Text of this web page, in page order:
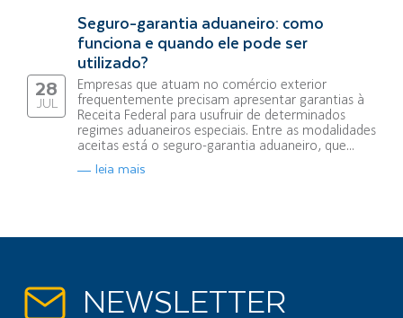
28
JUL
Seguro-garantia aduaneiro: como
funciona e quando ele pode ser
utilizado?
Empresas que atuam no comércio exterior
frequentemente precisam apresentar garantias à
Receita Federal para usufruir de determinados
regimes aduaneiros especiais. Entre as modalidades
aceitas está o seguro-garantia aduaneiro, que...
leia mais
NEWSLETTER